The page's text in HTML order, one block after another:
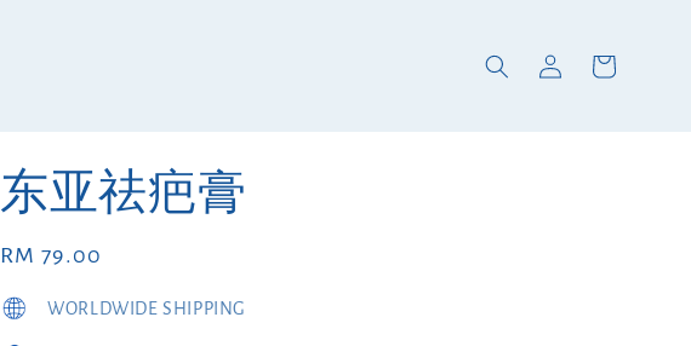
东亚祛疤膏
Regular
price
RM 79.00
WORLDWIDE SHIPPING